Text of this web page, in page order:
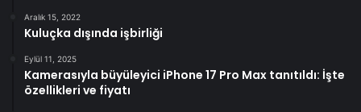
Aralık 15, 2022
Kuluçka dışında işbirliği
Eylül 11, 2025
Kamerasıyla büyüleyici iPhone 17 Pro Max tanıtıldı: İşte
özellikleri ve fiyatı